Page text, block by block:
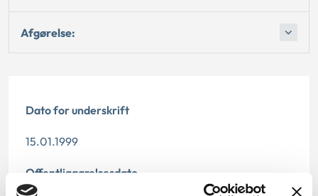
Afgørelse:
Dato for underskrift
15.01.1999
Offentliggørelsesdato